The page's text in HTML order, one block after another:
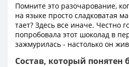
Помните это разочарование,
на языке просто сладковатая
тает? Здесь все иначе. Честно
попробовала этот шоколад в
зажмурилась - настолько он
Состав, который понятен